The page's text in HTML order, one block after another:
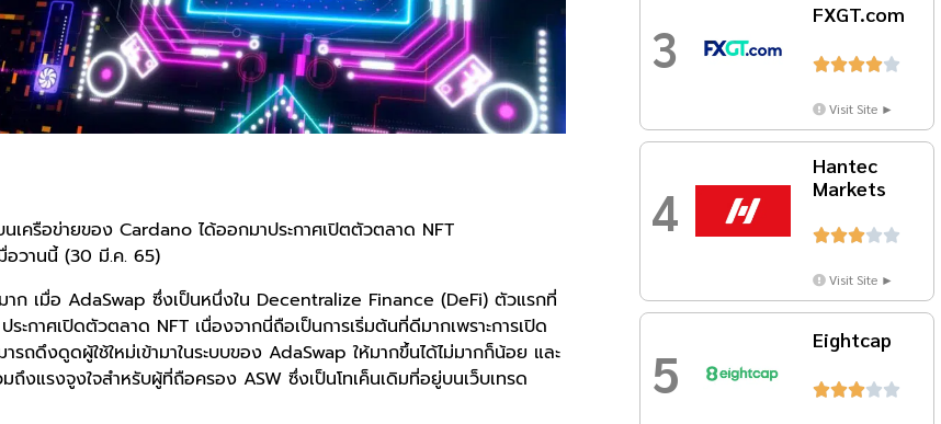
เครือข่ายของ Cardano ได้ออกมาประกาศเปิตตัวตลาด NFT
อวานนี้ (30 มี.ค. 65)
าก เมื่อ AdaSwap ซึ่งเป็นหนึ่งใน Decentralize Finance (DeFi) ตัวแรกที่
ะกาศเปิดตัวตลาด NFT เนื่องจากนี่ถือเป็นการเริ่มต้นที่ดีมากเพราะการเปิด
รถดึงดูดผู้ใช้ใหม่เข้ามาในระบบของ AdaSwap ให้มากขึ้นได้ไม่มากก็น้อย และ
ถึงแรงจูงใจสำหรับผู้ที่ถือครอง ASW ซึ่งเป็นโทเค็นเดิมที่อยู่บนเว็บเทรด
3
FXGT.com

Visit Site ►
4
Hantec
Markets

Visit Site ►
5
Eightcap
